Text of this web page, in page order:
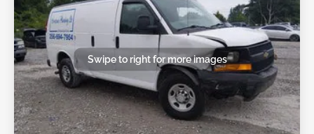
Swipe to right for more images